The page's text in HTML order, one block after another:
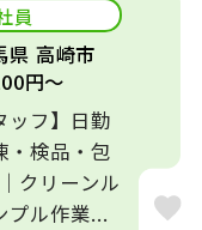
員
県 高崎市
円～
ッフ】日勤
・検品・包
クリーンル
プル作業...